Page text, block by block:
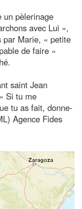
un pèlerinage
avec Lui »,
par Marie, « petite
de faire «
saint Jean
Si tu me
tu as fait, donne-
Agence Fides